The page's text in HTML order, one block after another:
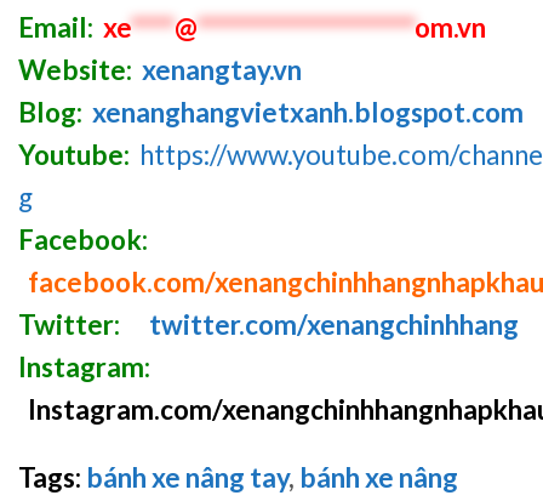
Email: xe****@********************om.vn
Website: xenangtay.vn
Blog: xenanghangvietxanh.blogspot.com
Youtube: https://www.youtube.com/
g
Facebook:
facebook.com/xenangchinhhangnhapkhau
Twitter:
twitter.com/xenangchinhhang
Instagram:
Instagram.com/
Tags: bánh xe nâng tay, bánh xe nâng